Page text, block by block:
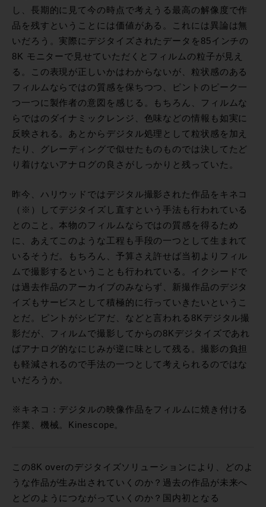
し、長期的に見て今の時点で考えうる最高の解像度で作
品を残すということには価値がある。これには異論は無
いだろう。実際にデジタイズされたデータを85インチの
8K モニターで見せていただくとフィルムの粒子が見え
る。この表現が正しいかはわからないが、粒状感のある
フィルムならではの質感を保ちつつ、ピントのピーク一
つ一つに製作者の意図を感じる。もちろん、フィルムな
らではのダイナミックレンジ、色味などの情報も如実に
反映される。あとからデジタル処理として粒状感を加え
たり、グレーディングで似せたものものでは決してたど
り着けないアナログの良さがしっかりと残っていた。
昨今、ハリウッドではデジタル撮影された作品をキネコ
（※）してデジタイズし直すという手法も行われている
とのこと。本物のフィルムならではの質感を得るため
に、あえてこのような工程も手段の一つとして生まれて
いるそうだ。もちろん、予算さえ許せば当初よりフィル
ムで撮影するということも行われている。イクシードで
は過去作品のアーカイブのみならず、新撮作品のデジタ
イズもサービスとして積極的に行っていきたいというこ
とだ。ピントがシビアだ、などと言われる8Kデジタル撮
影だが、フィルムで撮影してからの8Kデジタイズであれ
ばアナログ的なにじみが逆に味として残る。撮影の負担
も軽減されるので手法の一つとして考えられるのではな
いだろうか。
※キネコ：デジタルの映像作品をフィルムに焼き付ける
作業、機械。Kinescope。
この8K overのデジタイズソリューションにより、どのよ
うな作品が生み出されていくのか？過去の作品が未来へ
とどのようにつながっていくのか？国内初となる